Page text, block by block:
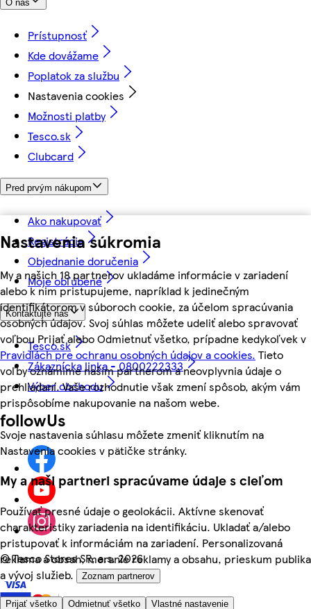
Nastavenia súkromia
My a našich 18 partnerov ukladáme informácie v zariadení
alebo k nim pristupujeme, napríklad k jedinečným
identifikátorom v súboroch cookie, za účelom spracúvania
osobných údajov. Svoj súhlas môžete udeliť alebo spravovať
voľbou Prijať alebo Odmietnuť všetko, prípadne kedykoľvek v
Pravidlách pre ochranu osobných údajov a cookies. Tieto
voľby oznámime našim partnerom a neovplyvnia údaje o
prehliadaní. Vaše rozhodnutie však zmení spôsob, akým vám
prispôsobíme nakupovanie na našom webe.
Svoje nastavenia súhlasu môžete zmeniť kliknutím na
Nastavenia cookies v pätičke stránky.
My a naši partneri spracúvame údaje s cieľom
Používať presné údaje o geolokácii. Aktívne skenovať
charakteristiky zariadenia na identifikáciu. Ukladať a/alebo
pristupovať k informáciám na zariadení. Personalizovaná
reklama a obsah, meranie reklamy a obsahu, prieskum publika
a vývoj služieb.
Zoznam partnerov
Prijať všetko Odmietnuť všetko Vlastné nastavenie
O nás
Prístupnosť
Kde dovážame
Poplatok za službu
Nastavenia cookies
Možnosti platby
Tesco.sk
Clubcard
Pred prvým nákupom
Ako nakupovať
Registrácia
Objednanie doručenia
Moje obľúbené
Kontaktujte nás
Tesco.sk
Zákaznícka linka - 0800222333
Výber obchodu
followUs
©Tesco Stores SR, a.s. 2026